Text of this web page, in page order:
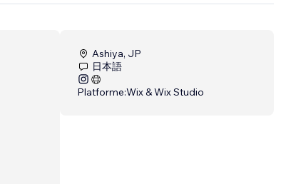
Ashiya, JP
日本語
Platforme:Wix & Wix Studio